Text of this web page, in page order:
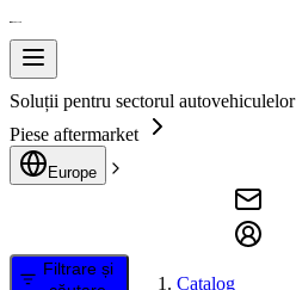
Soluții pentru sectorul autovehiculelor
Piese aftermarket
Europe
Filtrare și
Catalog